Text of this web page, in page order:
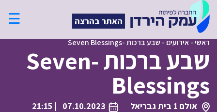
האתר בהרצה ☰
ראשי-אירועים - שבע ברכות -Seven Blessings
שבע ברכות -Seven
Blessings
אולם 1 בית גבריאל 07.10.2023
| 21:15